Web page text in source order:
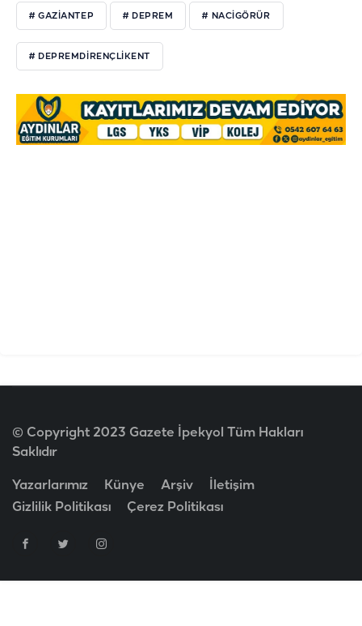
# GAZIANTEP # DEPREM # NACIGÖRÜR
# DEPREMDIRENÇLIKENT
© Copyright 2023 Gazete İpekyol Tüm Hakları
Saklıdır
Yazarlarımız Künye Arşiv
İletişim
Gizlilik Politikası
Çerez Politikası